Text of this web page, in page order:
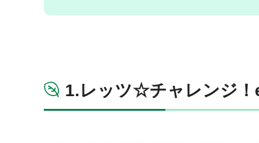
1.レッツ☆チャレンジ！